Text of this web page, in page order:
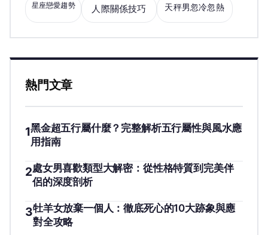
星座戀愛趨勢 人際關係技巧 天秤男忽冷忽熱
熱門文章
1黑金超五行屬什麼？完整解析五行屬性與風水應
用指南
2處女男喜歡類型大解密：從性格特質到完美伴
侶的深度剖析
3牡羊女放棄一個人：徹底死心的10大跡象與應
對全攻略